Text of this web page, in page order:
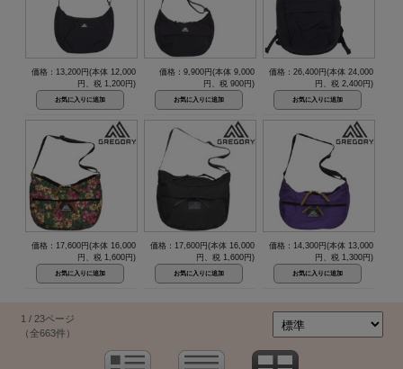
価格：13,200円(本体 12,000
円、税 1,200円)
価格：9,900円(本体 9,000
円、税 900円)
価格：26,400円(本体 24,000
円、税 2,400円)
価格：17,600円(本体 16,000
円、税 1,600円)
価格：17,600円(本体 16,000
円、税 1,600円)
価格：14,300円(本体 13,000
円、税 1,300円)
1 / 23ページ
（全663件）